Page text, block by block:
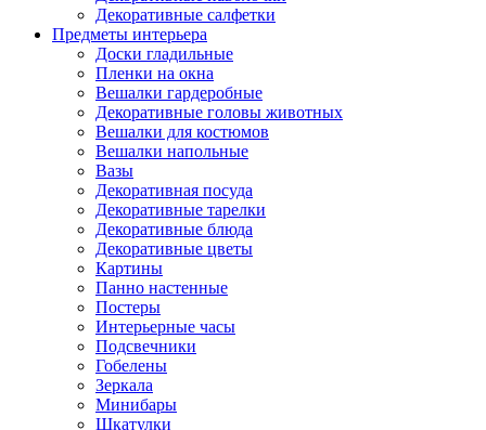
Декоративные салфетки
Предметы интерьера
Доски гладильные
Пленки на окна
Вешалки гардеробные
Декоративные головы животных
Вешалки для костюмов
Вешалки напольные
Вазы
Декоративная посуда
Декоративные тарелки
Декоративные блюда
Декоративные цветы
Картины
Панно настенные
Постеры
Интерьерные часы
Подсвечники
Гобелены
Зеркала
Минибары
Шкатулки